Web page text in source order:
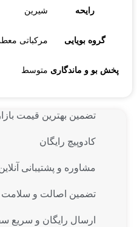
رایحه شیرین
گروه بویایی مرکباتی
پخش بو و ماندگاری متوسط
تضمین بهترین قیمت بازار
کادوپیچ رایگان
مشاوره و پشتیبانی
تضمین اصالت و سلامت
ارسال رایگان و سریع